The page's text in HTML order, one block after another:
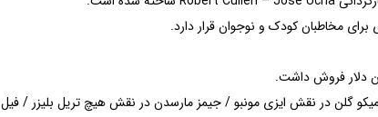
مخاطبان کودک و نوجوان قرار دارد.
گلن در نقش ایزی مونبو / جیمز مارسدن در نقش هیچ تریل بلیزر / فیل